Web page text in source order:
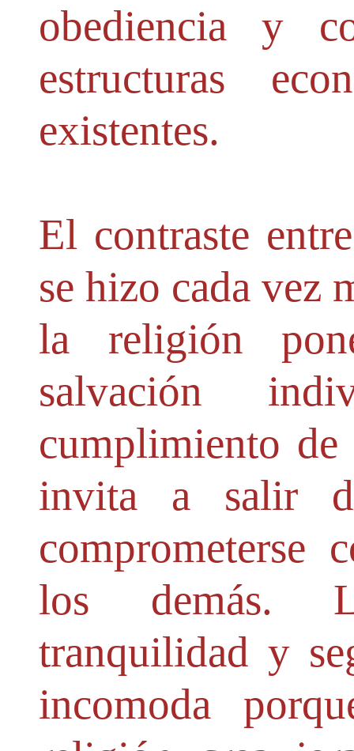
obediencia y
estructuras
existentes.
El contraste
se hizo cada vez
la religión
salvación
cumplimiento
invita a salir
comprometerse
los demás.
tranquilidad y
incomoda